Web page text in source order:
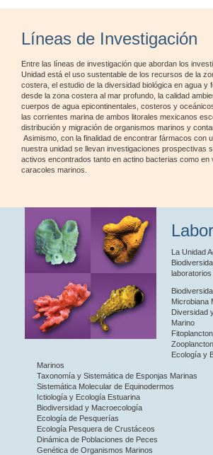
Líneas de Investigación
Entre las líneas de investigación que abordan los
Unidad está el uso sustentable de los recursos de la
costera, el estudio de la diversidad biológica en agua y
desde la zona costera al mar profundo, la calidad
cuerpos de agua epicontinentales, costeros y
las corrientes marina de ambos litorales mexicanos
distribución y migración de organismos marinos y
Asimismo, con la finalidad de encontrar fármacos con
nuestra unidad se llevan investigaciones prospectivas
activos encontrados tanto en actino bacterias como en
caracoles marinos.
La Unidad
laboratorios
Microbiana
Diversidad
Marino
Zooplancton
Ecología y
Marinos
Taxonomía y Sistemática de Esponjas Marinas
Sistemática Molecular de Equinodermos
Ictiología y Ecología Estuarina
Biodiversidad y Macroecología
Ecología de Pesquerías
Ecología Pesquera de Crustáceos
Dinámica de Poblaciones de Peces
Genética de Organismos Marinos